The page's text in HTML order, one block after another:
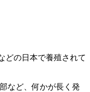
どの日本で養殖されて
など、何かが長く発